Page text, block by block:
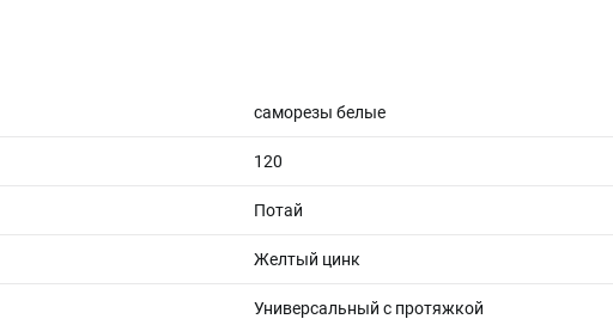
саморезы белые
120
Потай
Желтый цинк
Универсальный с протяжкой